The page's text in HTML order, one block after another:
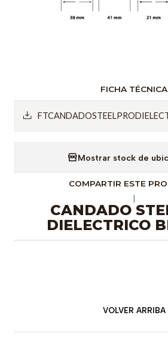
FICHA TÉCNICA
Mostrar stock de
COMPARTIR ESTE
CANDADO
DIELECTRICO
VOLVER ARRIBA